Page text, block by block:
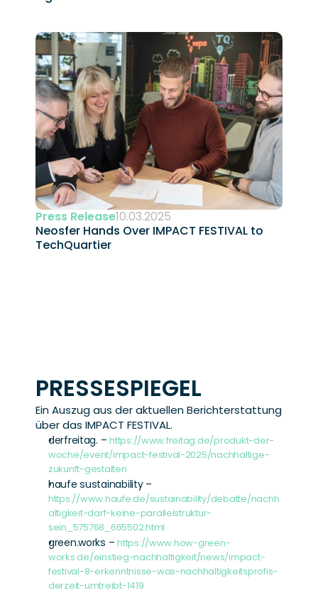
Press Release10.03.2025
Neosfer Hands Over IMPACT FESTIVAL to
TechQuartier
PRESSESPIEGEL
Ein Auszug aus der aktuellen Berichterstattung
über das IMPACT FESTIVAL.
derfreitag. – https://www.freitag.de/produkt-der-
woche/event/impact-festival-2025/nachhaltige-
zukunft-gestalten
https://www.haufe.de/sustainability/debatte/nachh
altigkeit-darf-keine-parallelstruktur-
sein_575768_665502.html
green.works – https://www.how-green-
works.de/einstieg-nachhaltigkeit/news/impact-
festival-8-erkenntnisse-was-nachhaltigkeitsprofis-
derzeit-umtreibt-1419